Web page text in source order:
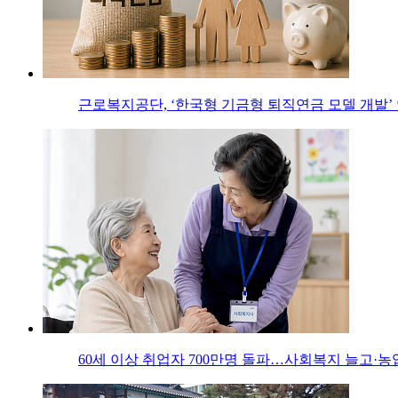
근로복지공단, ‘한국형 기금형 퇴직연금 모델 개발
60세 이상 취업자 700만명 돌파…사회복지 늘고·농